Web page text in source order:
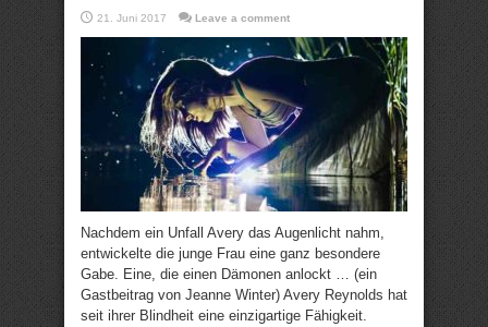
21. Juni 2017 Leave a comment
Nachdem ein Unfall Avery das Augenlicht nahm,
entwickelte die junge Frau eine ganz besondere
Gabe. Eine, die einen Dämonen anlockt … (ein
Gastbeitrag von Jeanne Winter) Avery Reynolds hat
seit ihrer Blindheit eine einzigartige Fähigkeit.